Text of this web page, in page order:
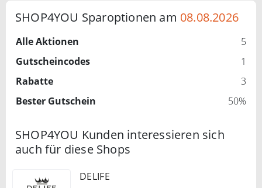
SHOP4YOU Sparoptionen am 08.08.2026
Alle Aktionen
5
Gutscheincodes
1
Rabatte
3
Bester Gutschein
50%
SHOP4YOU Kunden interessieren sich
auch für diese Shops
DELIFE